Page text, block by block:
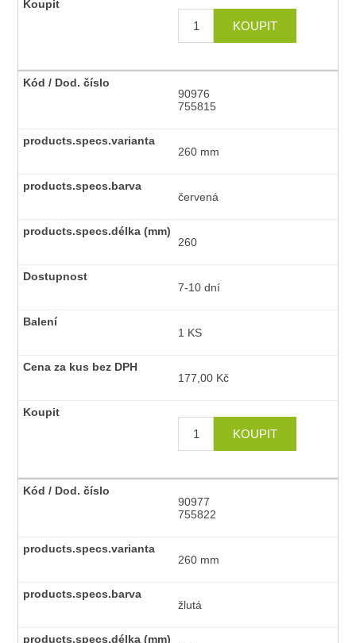
90976
755815
260 mm
červená
260
7-10 dní
1 KS
177,00 Kč
90977
755822
260 mm
žlutá